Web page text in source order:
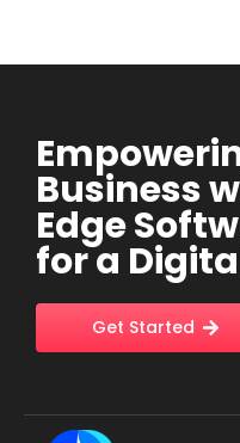
Business
Edge
for a
Get Started